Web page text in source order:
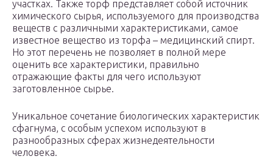
участках. Также торф представляет собой источник
химического сырья, используемого для производства
веществ с различными характеристиками, самое
известное вещество из торфа – медицинский спирт.
Но этот перечень не позволяет в полной мере
оценить все характеристики, правильно
отражающие факты для чего используют
заготовленное сырье.
Уникальное сочетание биологических характеристик
сфагнума, с особым успехом используют в
разнообразных сферах жизнедеятельности
человека.